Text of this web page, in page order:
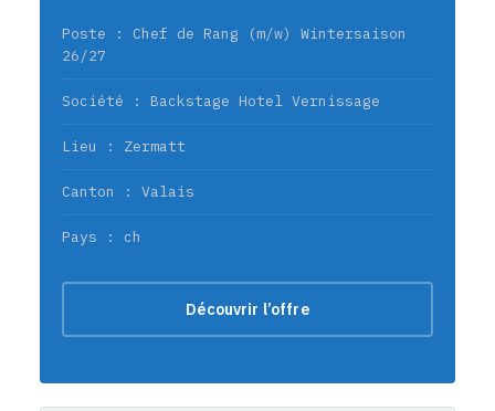
Poste : Chef de Rang (m/w) Wintersaison
26/27
Société : Backstage Hotel Vernissage
Lieu : Zermatt
Canton : Valais
Pays : ch
Découvrir l’offre